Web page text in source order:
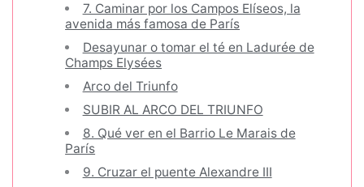
7. Caminar por los Campos Elíseos, la
avenida más famosa de París
Desayunar o tomar el té en Ladurée de
Champs Elysées
Arco del Triunfo
SUBIR AL ARCO DEL TRIUNFO
8. Qué ver en el Barrio Le Marais de
París
9. Cruzar el puente Alexandre III